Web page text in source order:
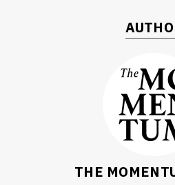
THE